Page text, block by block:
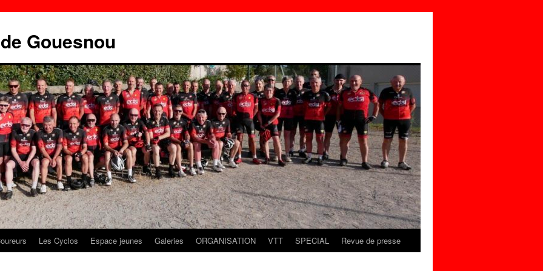
Gouesnou
Les Cyclos Espace jeunes Galeries ORGANISATION VTT SPECIAL Revue de presse